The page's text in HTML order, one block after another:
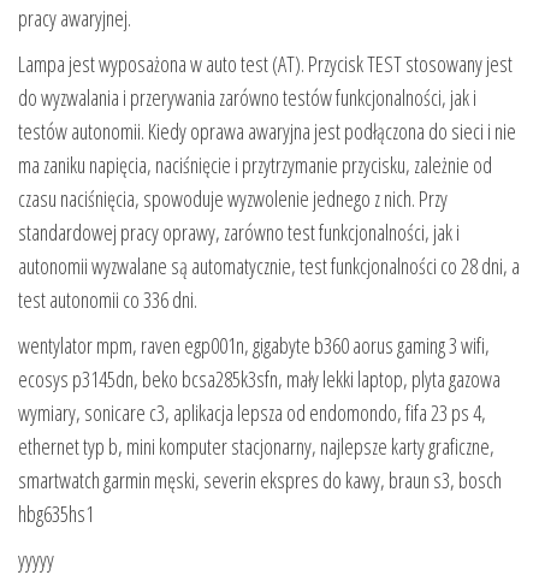
pracy awaryjnej.
Lampa jest wyposażona w auto test (AT). Przycisk TEST stosowany jest
do wyzwalania i przerywania zarówno testów funkcjonalności, jak i
testów autonomii. Kiedy oprawa awaryjna jest podłączona do sieci i nie
ma zaniku napięcia, naciśnięcie i przytrzymanie przycisku, zależnie od
czasu naciśnięcia, spowoduje wyzwolenie jednego z nich. Przy
standardowej pracy oprawy, zarówno test funkcjonalności, jak i
autonomii wyzwalane są automatycznie, test funkcjonalności co 28 dni, a
test autonomii co 336 dni.
wentylator mpm, raven egp001n, gigabyte b360 aorus gaming 3 wifi,
ecosys p3145dn, beko bcsa285k3sfn, mały lekki laptop, plyta gazowa
wymiary, sonicare c3, aplikacja lepsza od endomondo, fifa 23 ps 4,
ethernet typ b, mini komputer stacjonarny, najlepsze karty graficzne,
smartwatch garmin męski, severin ekspres do kawy, braun s3, bosch
hbg635hs1
yyyyy